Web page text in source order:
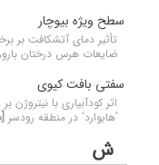
سطح ویژه بیوچار
تأثیر دمای آتشکافت بر
ضایعات هرس درختان
سفتی بافت کیوی
اثر کود‌آبیاری با
’هایوارد‘ در منطقه رودسر
ش